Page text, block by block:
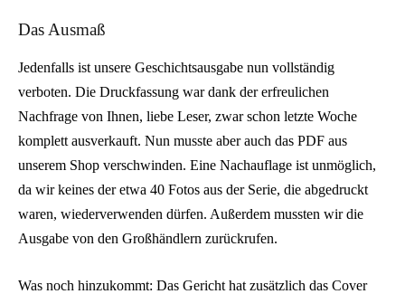
Das Ausmaß
Jedenfalls ist unsere Geschichtsausgabe nun vollständig
verboten. Die Druckfassung war dank der erfreulichen
Nachfrage von Ihnen, liebe Leser, zwar schon letzte Woche
komplett ausverkauft. Nun musste aber auch das PDF aus
unserem Shop verschwinden. Eine Nachauflage ist unmöglich,
da wir keines der etwa 40 Fotos aus der Serie, die abgedruckt
waren, wiederverwenden dürfen. Außerdem mussten wir die
Ausgabe von den Großhändlern zurückrufen.
Was noch hinzukommt: Das Gericht hat zusätzlich das Cover